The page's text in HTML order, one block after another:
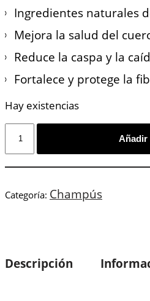
Ingredientes naturales
Mejora la salud del
Reduce la caspa y la
Fortalece y protege la
Hay existencias
Añadir
Categoría: Champús
Descripción